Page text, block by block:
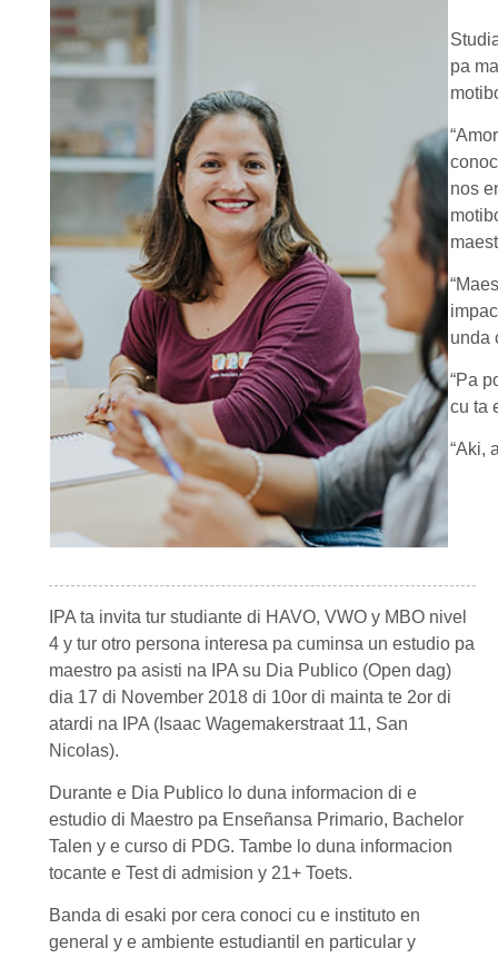
pa
nos
unda
“Pa
cu ta
“Aki,
IPA ta invita tur studiante di HAVO, VWO y MBO nivel
4 y tur otro persona interesa pa cuminsa un estudio pa
maestro pa asisti na IPA su Dia Publico (Open dag)
dia 17 di November 2018 di 10or di mainta te 2or di
atardi na IPA (Isaac Wagemakerstraat 11, San
Nicolas).
Durante e Dia Publico lo duna informacion di e
estudio di Maestro pa Enseñansa Primario, Bachelor
Talen y e curso di PDG. Tambe lo duna informacion
tocante e Test di admision y 21+ Toets.
Banda di esaki por cera conoci cu e instituto en
general y e ambiente estudiantil en particular y